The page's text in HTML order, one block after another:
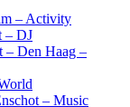
– Activity
– DJ
– Den Haag –
– Music